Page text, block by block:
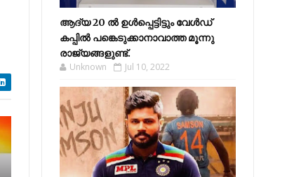
ആദ്യ 20 ല്‍ ഉള്‍പ്പെട്ടിട്ടും വേള്‍ഡ്
കപ്പില്‍ പങ്കെടുക്കാനാവാത്ത മൂന്നു
രാജ്യങ്ങളുണ്ട്.
Unknown Jul 10, 2022